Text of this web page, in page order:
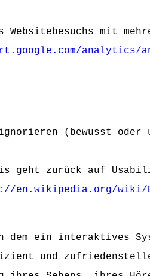
Websitebesuchs mit
analytics/
(bewusst oder
geht zurück auf
en.wikipedia.org/wiki/
dem ein interaktives
und